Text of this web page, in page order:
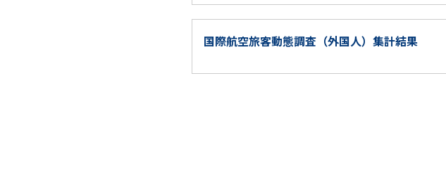
国際航空旅客動態調査（外国人）集計結果